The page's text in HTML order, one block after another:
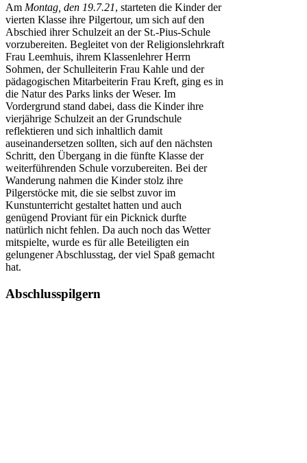
Am Montag, den 19.7.21, starteten die Kinder der
vierten Klasse ihre Pilgertour, um sich auf den
Abschied ihrer Schulzeit an der St.-Pius-Schule
vorzubereiten. Begleitet von der Religionslehrkraft
Frau Leemhuis, ihrem Klassenlehrer Herrn
Sohmen, der Schulleiterin Frau Kahle und der
pädagogischen Mitarbeiterin Frau Kreft, ging es in
die Natur des Parks links der Weser. Im
Vordergrund stand dabei, dass die Kinder ihre
vierjährige Schulzeit an der Grundschule
reflektieren und sich inhaltlich damit
auseinandersetzen sollten, sich auf den nächsten
Schritt, den Übergang in die fünfte Klasse der
weiterführenden Schule vorzubereiten. Bei der
Wanderung nahmen die Kinder stolz ihre
Pilgerstöcke mit, die sie selbst zuvor im
Kunstunterricht gestaltet hatten und auch
genügend Proviant für ein Picknick durfte
natürlich nicht fehlen. Da auch noch das Wetter
mitspielte, wurde es für alle Beteiligten ein
gelungener Abschlusstag, der viel Spaß gemacht
hat.
Abschlusspilgern